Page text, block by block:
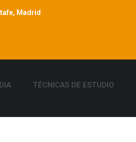
Madrid
TÉCNICAS DE ESTUDIO